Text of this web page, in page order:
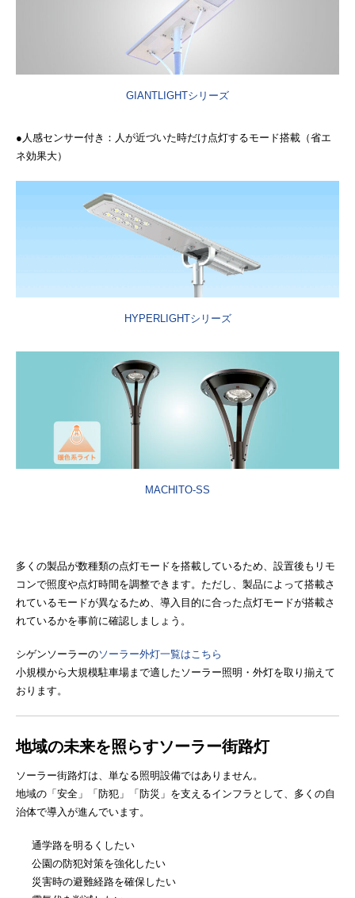
GIANTLIGHTシリーズ
●人感センサー付き：人が近づいた時だけ点灯するモード搭載（省エ
ネ効果大）
HYPERLIGHTシリーズ
MACHITO-SS
多くの製品が数種類の点灯モードを搭載しているため、設置後もリモ
コンで照度や点灯時間を調整できます。ただし、製品によって搭載さ
れているモードが異なるため、導入目的に合った点灯モードが搭載さ
れているかを事前に確認しましょう。
シゲンソーラーのソーラー外灯一覧はこちら
小規模から大規模駐車場まで適したソーラー照明・外灯を取り揃えて
おります。
地域の未来を照らすソーラー街路灯
ソーラー街路灯は、単なる照明設備ではありません。
地域の「安全」「防犯」「防災」を支えるインフラとして、多くの自
治体で導入が進んでいます。
通学路を明るくしたい
公園の防犯対策を強化したい
災害時の避難経路を確保したい